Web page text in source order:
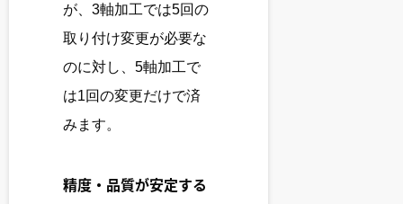
が、3軸加工では5回の
取り付け変更が必要な
のに対し、5軸加工で
は1回の変更だけで済
みます。
精度・品質が安定する